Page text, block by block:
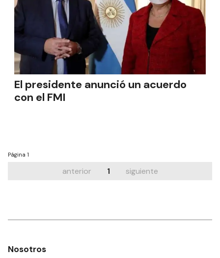
El presidente anunció un acuerdo
con el FMI
Página 1
anterior 1 siguiente
Nosotros